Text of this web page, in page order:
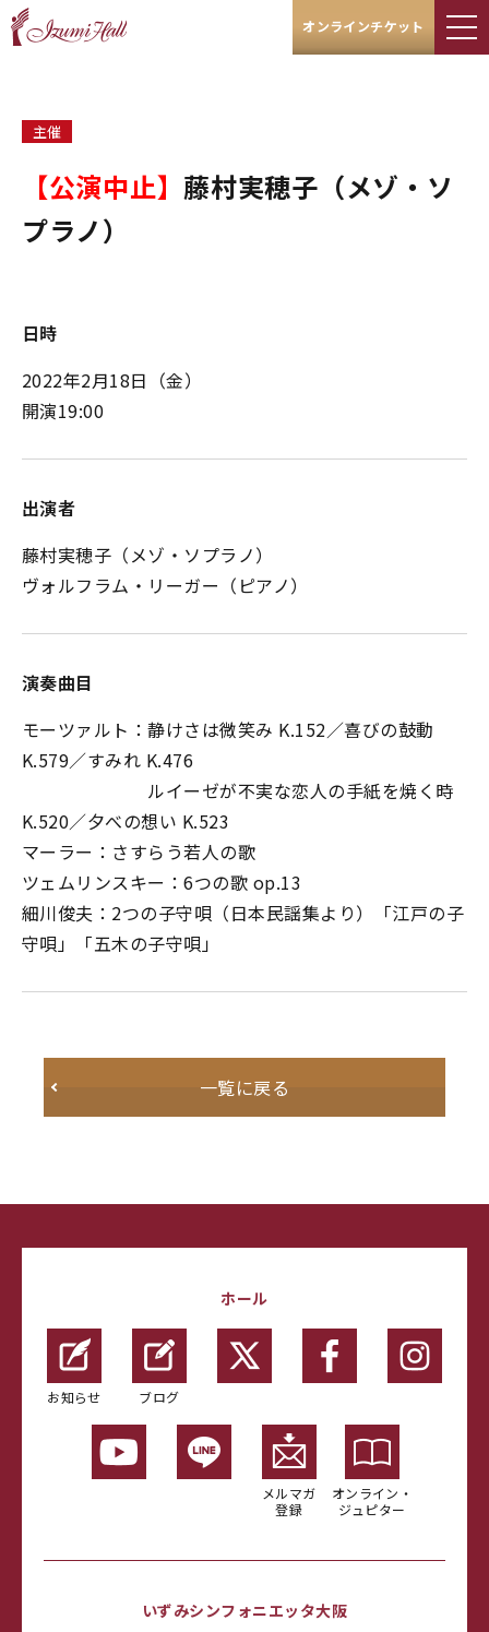
オンラインチケット
主催
【公演中止】​​​​​​​ 藤村実穂子（メゾ・ソ
プラノ）
日時
2022年2月18日（金）
開演19:00
出演者
藤村実穂子（メゾ・ソプラノ）
ヴォルフラム・リーガー（ピアノ）
演奏曲目
モーツァルト：静けさは微笑み K.152／喜びの鼓動
K.579／すみれ K.476
ルイーゼが不実な恋人の手紙を焼く時
K.520／夕べの想い K.523
マーラー：さすらう若人の歌
ツェムリンスキー：6つの歌 op.13
細川俊夫：2つの子守唄（日本民謡集より）「江戸の子
守唄」「五木の子守唄」
一覧に戻る
ホール
お知らせ ブログ
メルマガ
登録
オンライン・
ジュピター
いずみシンフォニエッタ大阪